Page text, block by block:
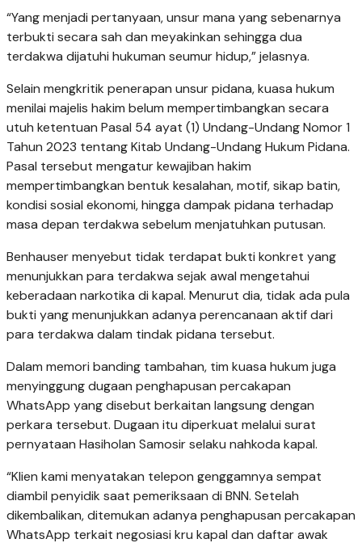
“Yang menjadi pertanyaan, unsur mana yang sebenarnya
terbukti secara sah dan meyakinkan sehingga dua
terdakwa dijatuhi hukuman seumur hidup,” jelasnya.
Selain mengkritik penerapan unsur pidana, kuasa hukum
menilai majelis hakim belum mempertimbangkan secara
utuh ketentuan Pasal 54 ayat (1) Undang-Undang Nomor 1
Tahun 2023 tentang Kitab Undang-Undang Hukum Pidana.
Pasal tersebut mengatur kewajiban hakim
mempertimbangkan bentuk kesalahan, motif, sikap batin,
kondisi sosial ekonomi, hingga dampak pidana terhadap
masa depan terdakwa sebelum menjatuhkan putusan.
Benhauser menyebut tidak terdapat bukti konkret yang
menunjukkan para terdakwa sejak awal mengetahui
keberadaan narkotika di kapal. Menurut dia, tidak ada pula
bukti yang menunjukkan adanya perencanaan aktif dari
para terdakwa dalam tindak pidana tersebut.
Dalam memori banding tambahan, tim kuasa hukum juga
menyinggung dugaan penghapusan percakapan
WhatsApp yang disebut berkaitan langsung dengan
perkara tersebut. Dugaan itu diperkuat melalui surat
pernyataan Hasiholan Samosir selaku nahkoda kapal.
“Klien kami menyatakan telepon genggamnya sempat
diambil penyidik saat pemeriksaan di BNN. Setelah
dikembalikan, ditemukan adanya penghapusan percakapan
WhatsApp terkait negosiasi kru kapal dan daftar awak